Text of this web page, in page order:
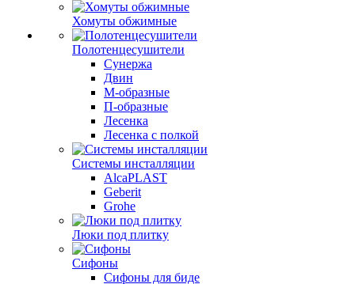
Хомуты обжимные
Полотенцесушители
Сунержа
Двин
М-образные
П-образные
Лесенка
Лесенка с полкой
Системы инсталляции
AlcaPLAST
Geberit
Grohe
Люки под плитку
Сифоны
Сифoны для биде